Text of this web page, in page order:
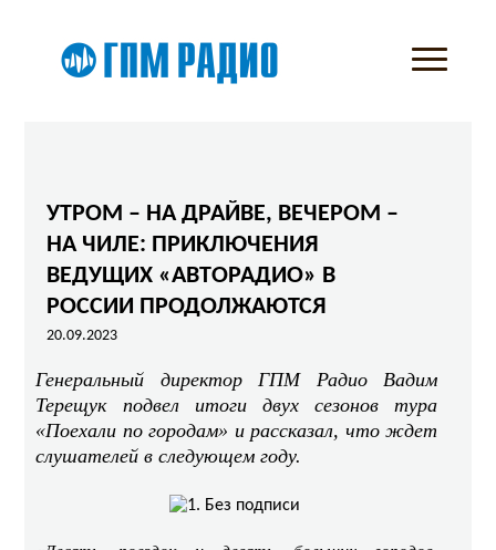
УТРОМ – НА ДРАЙВЕ, ВЕЧЕРОМ –
НА ЧИЛЕ: ПРИКЛЮЧЕНИЯ
ВЕДУЩИХ «АВТОРАДИО» В
РОССИИ ПРОДОЛЖАЮТСЯ
20.09.2023
Генеральный директор ГПМ Радио Вадим
Терещук подвел итоги двух сезонов тура
«Поехали по городам» и рассказал, что ждет
слушателей в следующем году.